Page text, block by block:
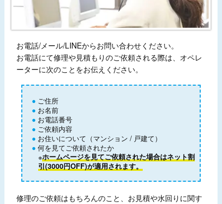
お電話/メール/LINEからお問い合わせください。
お電話にて修理や見積もりのご依頼される際は、オペレ
ーターに次のことをお伝えください。
ご住所
お名前
お電話番号
ご依頼内容
お住いについて（マンション / 戸建て）
何を見てご依頼されたか
※ホームページを見てご依頼された場合はネット割
引(3000円OFF)が適用されます。
修理のご依頼はもちろんのこと、お見積や水回りに関す